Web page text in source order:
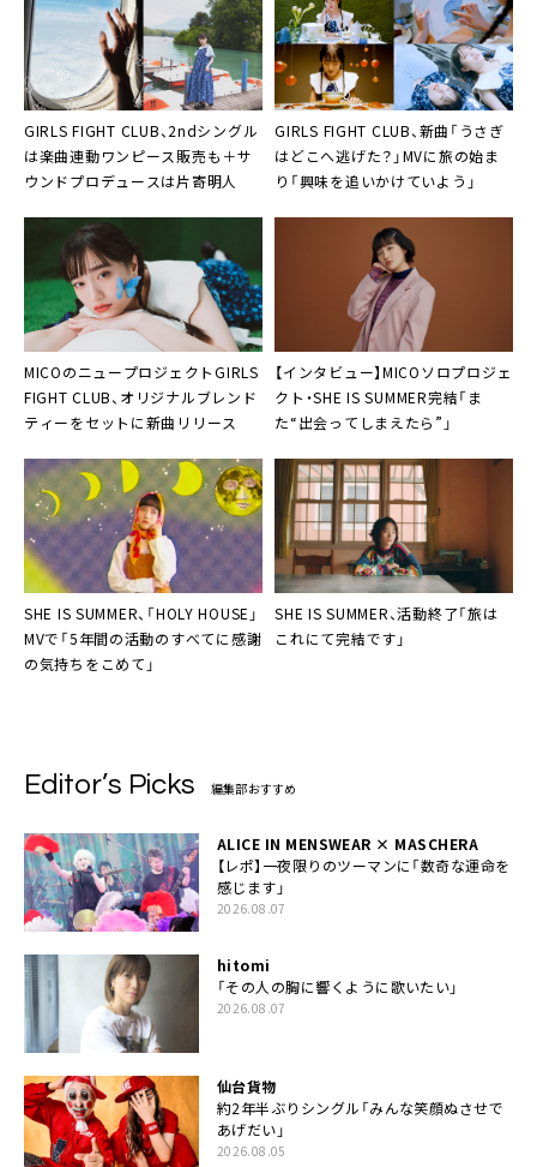
GIRLS FIGHT CLUB、2ndシングル
は楽曲連動ワンピース販売も＋サ
ウンドプロデュースは片寄明人
GIRLS FIGHT CLUB、新曲「うさぎ
はどこへ逃げた？」MVに旅の始ま
り「興味を追いかけていよう」
MICOのニュープロジェクトGIRLS
FIGHT CLUB、オリジナルブレンド
ティーをセットに新曲リリース
【インタビュー】MICOソロプロジェ
クト・SHE IS SUMMER完結「ま
た“出会ってしまえたら”」
SHE IS SUMMER、「HOLY HOUSE」
MVで「5年間の活動のすべてに感謝
の気持ちをこめて」
SHE IS SUMMER、活動終了「旅は
これにて完結です」
Editor’s Picks 編集部おすすめ
ALICE IN MENSWEAR × MASCHERA
【レポ】一夜限りのツーマンに「数奇な運命を
感じます」
2026.08.07
hitomi
「その人の胸に響くように歌いたい」
2026.08.07
仙台貨物
約2年半ぶりシングル「みんな笑顔ぬさせで
あげだい」
2026.08.05